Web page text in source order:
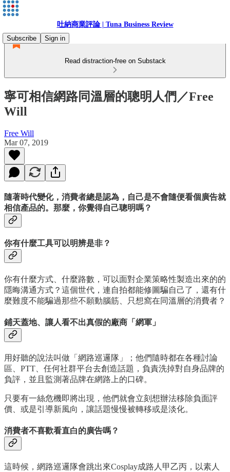
吐納商業評論 | Tuna Business Review
Subscribe
Sign in
Read distraction-free on Substack
寧可相信網路同溫層的聰明人們／Free
Will
Free Will
Mar 07, 2019
隨著時代變化，消費者總是認為，自己是不會隨便看個廣告就
相信產品的。那麼，你覺得自己聰明嗎？
你有什麼工具可以明辨是非？
你有什麼方式、什麼路數，可以面對企業策略性製造出來的的
隱晦溝通方式？這個世代，連自拍都能修圖騙自己了，還有什
麼難度不能騙過那些不願動腦筋、只想窩在同溫層的消費者？
鋪天蓋地、讓人看不出真假的廠商「網軍」
用好聽的說法叫做「網路巡邏隊」；他們隨時都在各種討論
區、PTT、任何社群平台去創造話題，負責洗掉對自身品牌的
負評，並且監測著品牌在網路上的口碑。
只要有一絲危機即將出現，他們就會立刻想辦法移除負面評
價、或是引導新風向，讓話題慢慢被轉移或是淡化。
消費者不喜歡看直白的廣告嗎？
這時候，網路巡邏隊會跳出來Cosplay成路人甲乙丙，以素人